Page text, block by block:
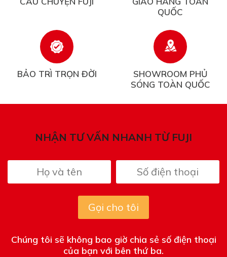
QUỐC
BẢO TRÌ TRỌN ĐỜI
SHOWROOM PHỦ
SÓNG TOÀN QUỐC
NHẬN TƯ VẤN NHANH TỪ FUJI
Gọi cho tôi
Chúng tôi sẽ không bao giờ chia sẻ số điện thoại
của bạn với bên thứ ba.